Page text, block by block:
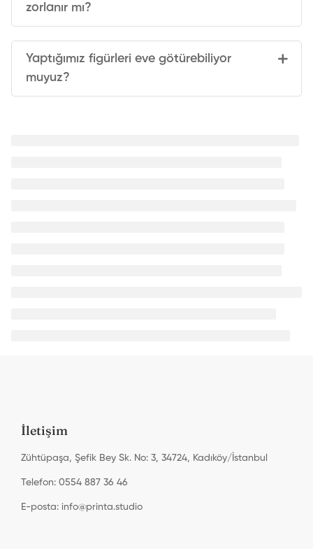
zorlanır mı?
Yaptığımız figürleri eve götürebiliyor
muyuz?
İletişim
Zühtüpaşa, Şefik Bey Sk. No: 3, 34724, Kadıköy/İstanbul
Telefon: 0554 887 36 46
E-posta: info@printa.studio